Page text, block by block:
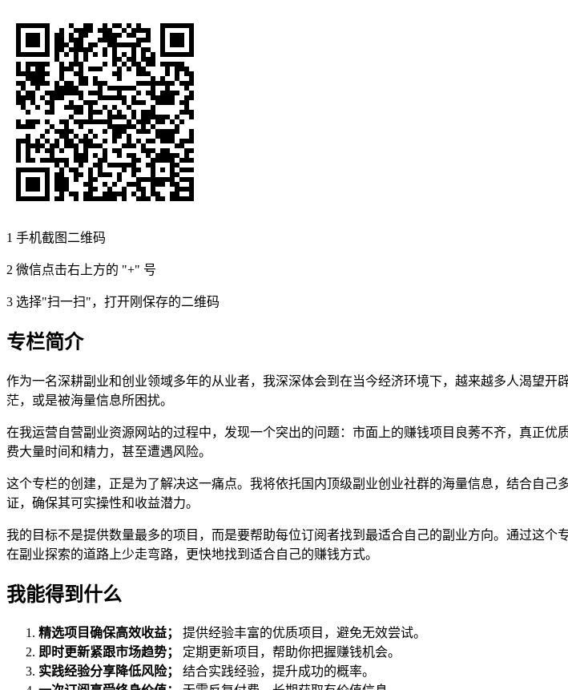
1 手机截图二维码
2 微信点击右上方的 "+" 号
3 选择"扫一扫"，打开刚保存的二维码
专栏简介
作为一名深耕副业和创业领域多年的从业者，我深深体会到在当今经济环境下，越来越多人渴望
茫，或是被海量信息所困扰。
在我运营自营副业资源网站的过程中，发现一个突出的问题：市面上的赚钱项目良莠不齐，真正
费大量时间和精力，甚至遭遇风险。
这个专栏的创建，正是为了解决这一痛点。我将依托国内顶级副业创业社群的海量信息，结合自
证，确保其可实操性和收益潜力。
我的目标不是提供数量最多的项目，而是要帮助每位订阅者找到最适合自己的副业方向。通过这
在副业探索的道路上少走弯路，更快地找到适合自己的赚钱方式。
我能得到什么
精选项目确保高效收益；
提供经验丰富的优质项目，避免无效尝试。
即时更新紧跟市场趋势；
定期更新项目，帮助你把握赚钱机会。
实践经验分享降低风险；
结合实践经验，提升成功的概率。